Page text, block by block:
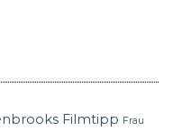
Filmtipp Frau